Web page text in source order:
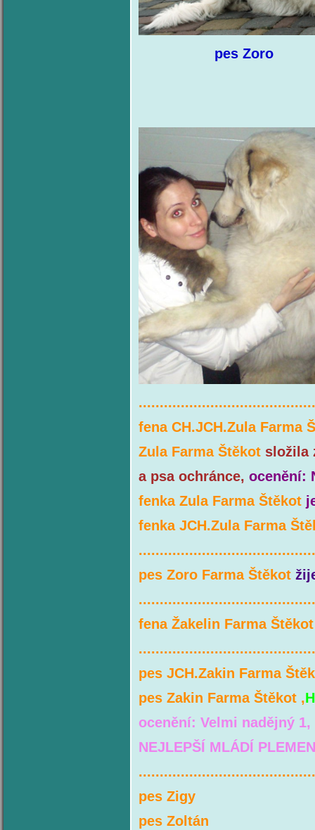
pes Zoro
fena CH.JCH.Zula Farma
Zula Farma Štěkot složila
a psa ochránce, ocenění:
fenka Zula Farma Štěkot
fenka JCH.Zula Farma
pes Zoro Farma Štěkot
fena Žakelin Farma
pes JCH.Zakin Farma
pes Zakin Farma Štěkot ,
ocenění: Velmi nadějný
NEJLEPŠÍ MLÁDÍ
pes Zigy
pes Zoltán